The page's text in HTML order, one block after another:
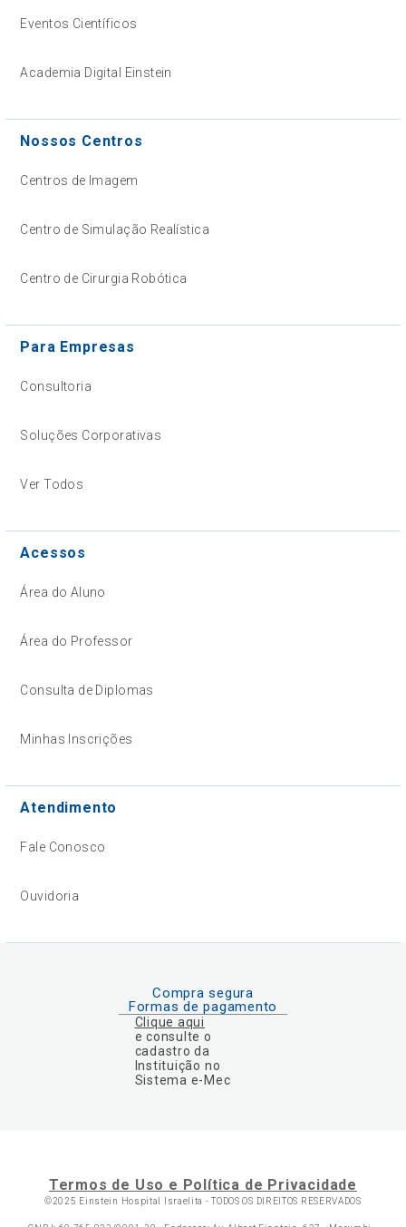
Eventos Científicos
Academia Digital Einstein
Nossos Centros
Centros de Imagem
Centro de Simulação Realística
Centro de Cirurgia Robótica
Para Empresas
Consultoria
Soluções Corporativas
Ver Todos
Acessos
Área do Aluno
Área do Professor
Consulta de Diplomas
Minhas Inscrições
Atendimento
Fale Conosco
Ouvidoria
Compra segura
Formas de pagamento
Clique aqui
e consulte o
cadastro da
Instituição no
Sistema e-Mec
Termos de Uso e Política de Privacidade
©2025 Einstein Hospital Israelita - TODOS OS DIREITOS RESERVADOS